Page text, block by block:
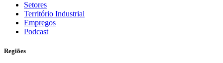
Setores
Território Industrial
Empregos
Podcast
Regiões